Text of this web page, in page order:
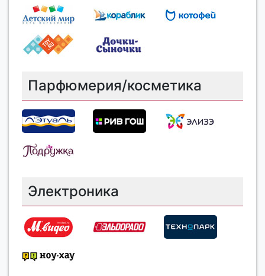
Парфюмерия/косметика
Электроника